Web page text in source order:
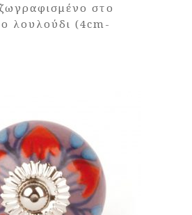
στο
λουλούδι (4cm-